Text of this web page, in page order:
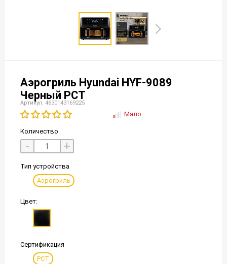
Аэрогриль Hyundai HYF-9089
Черный РСТ
Артикул: 4630143169225
Мало
Количество
- +
Тип устройства
Аэрогриль
Цвет:
Сертификация
РСТ